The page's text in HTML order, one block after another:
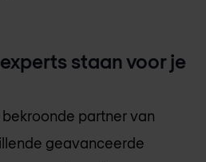
staan voor je
bekroonde partner van
geavanceerde